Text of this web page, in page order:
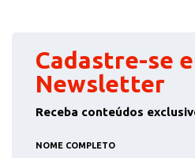
Cadastre-se
Newsletter
Receba conteúdos
NOME COMPLETO